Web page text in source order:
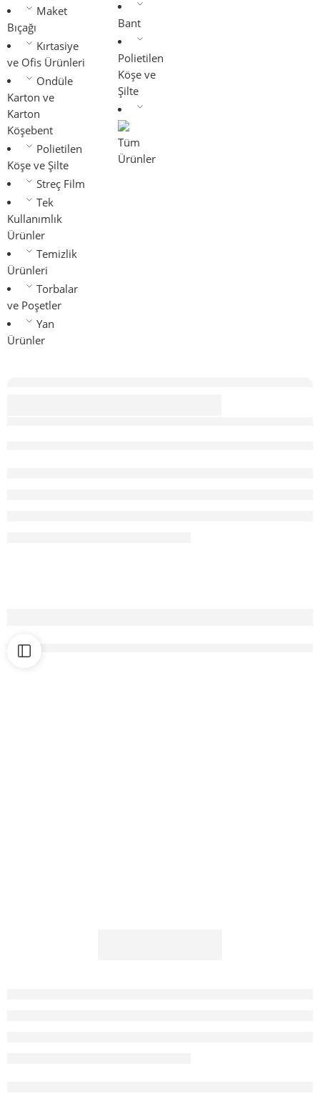
Maket
Bıçağı
Kırtasiye
ve Ofis Ürünleri
Ondüle
Karton ve
Karton
Köşebent
Polietilen
Köşe ve Şilte
Streç Film
Tek
Kullanımlık
Ürünler
Temizlik
Ürünleri
Torbalar
ve Poşetler
Yan
Ürünler
Bant
Polietilen
Köşe ve
Şilte
Tüm
Ürünler